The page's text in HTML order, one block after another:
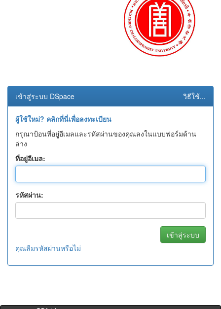
เข้าสู่ระบบ DSpace วิธีใช้...
ผู้ใช้ใหม่? คลิกที่นี่เพื่อลงทะเบียน
กรุณาป้อนที่อยู่อีเมลและรหัสผ่านของคุณลงในแบบฟอร์มด้าน
ล่าง
ที่อยู่อีเมล:
รหัสผ่าน:
คุณลืมรหัสผ่านหรือไม่